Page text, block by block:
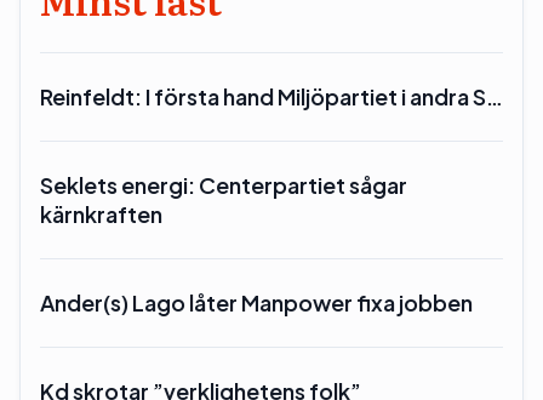
Reinfeldt: I första hand Miljöpartiet i andra S…
Seklets energi: Centerpartiet sågar
kärnkraften
Ander(s) Lago låter Manpower fixa jobben
Kd skrotar ”verklighetens folk”